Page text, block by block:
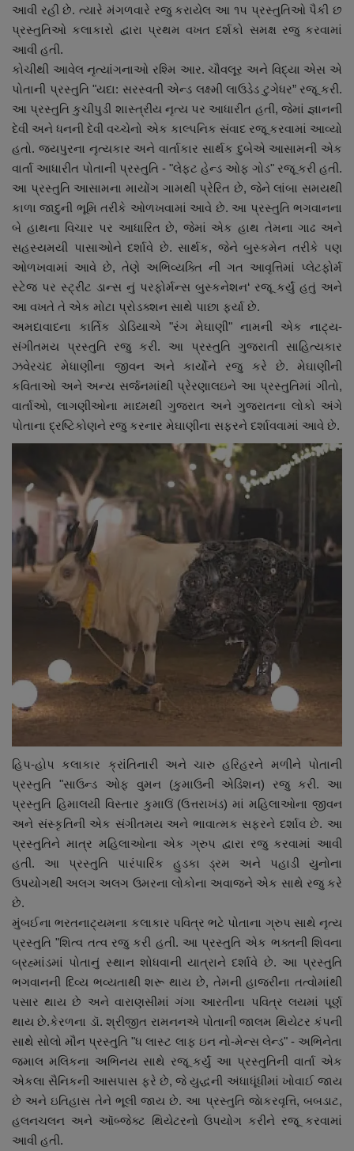
આવી રહી છે. ત્યારે મંગળવારે રજુ કરાયેલ આ ૧૫ પ્રસ્તુતિઓ પૈકી છ
પ્રસ્તુતિઓ કલાકારો દ્વારા પ્રથમ વખત દર્શકો સમક્ષ રજુ કરવામાં
આવી હતી.
કોચીથી આવેલ નૃત્યાંગનાઓ રશ્મિ આર. ચૌવલૂર અને વિદ્યા એસ એ
પોતાની પ્રસ્તુતિ "યદા: સરસ્વતી એન્ડ લક્ષ્મી લાઉડેડ ટુગેધર” રજૂ કરી.
આ પ્રસ્તુતિ કુચીપુડી શાસ્ત્રીય નૃત્ય પર આધારીત હતી, જેમાં જ્ઞાનની
દેવી અને ધનની દેવી વચ્ચેનો એક કાલ્પનિક સંવાદ રજૂ કરવામાં આવ્યો
હતો. જયપુરના નૃત્યકાર અને વાર્તાકાર સાર્થક દુબેએ આસામની એક
વાર્તા આધારીત પોતાની પ્રસ્તુતિ - "લેફ્ટ હેન્ડ ઓફ ગોડ" રજૂ કરી હતી.
આ પ્રસ્તુતિ આસામના માયોંગ ગામથી પ્રેરિત છે, જેને લાંબા સમયથી
કાળા જાદુની ભૂમિ તરીકે ઓળખવામાં આવે છે. આ પ્રસ્તુતિ ભગવાનના
બે હાથના વિચાર પર આધારિત છે, જેમાં એક હાથ તેમના ગાઢ અને
સહસ્યમયી પાસાઓને દર્શાવે છે. સાર્થક, જેને બુસ્કમેન તરીકે પણ
ઓળખવામાં આવે છે, તેણે અભિવ્યક્તિ ની ગત આવૃત્તિમાં પ્લેટફોર્મ
સ્ટેજ પર સ્ટ્રીટ ડાન્સ નું પરફોર્મન્સ બુસ્કનેશન‘ રજૂ કર્યું હતું અને
આ વખતે તે એક મોટા પ્રોડક્શન સાથે પાછા ફર્યા છે.
અમદાવાદના કાર્તિક ડોડિયાએ "રંગ મેઘાણી" નામની એક નાટ્ય-
સંગીતમય પ્રસ્તુતિ રજુ કરી. આ પ્રસ્તુતિ ગુજરાતી સાહિત્યકાર
ઝવેરચંદ મેધાણીના જીવન અને કાર્યોને રજુ કરે છે. મેઘાણીની
કવિતાઓ અને અન્ય સર્જનમાંથી પ્રેરણાલઇને આ પ્રસ્તુતિમાં ગીતો,
વાર્તાઓ, લાગણીઓના માધ્મથી ગુજરાત અને ગુજરાતના લોકો અંગે
પોતાના દ્રષ્ટિકોણને રજુ કરનાર મેઘાણીના સફરને દર્શાવવામાં આવે છે.
હિપ-હોપ કલાકાર ક્રાંતિનારી અને ચારુ હરિહરને મળીને પોતાની
પ્રસ્તુતિ "સાઉન્ડ ઓફ વુમન (કુમાઉની એડિશન) રજુ કરી. આ
પ્રસ્તુતિ હિમાલયી વિસ્તાર કુમાઉં (ઉત્તરાખંડ) માં મહિલાઓના જીવન
અને સંસ્કૃતિની એક સંગીતમય અને ભાવાત્મક સફરને દર્શાવ છે. આ
પ્રસ્તુતિને માત્ર મહિલાઓના એક ગ્રુપ દ્વારા રજુ કરવામાં આવી
હતી. આ પ્રસ્તુતિ પારંપારિક હુડકા ડ્રમ અને પહાડી યુનોના
ઉપયોગથી અલગ અલગ ઉમરના લોકોના અવાજને એક સાથે રજુ કરે
છે.
મુંબઈના ભરતનાટ્યમના કલાકાર પવિત્ર ભટે પોતાના ગ્રુપ સાથે નૃત્ય
પ્રસ્તુતિ "શિત્વ તત્વ રજુ કરી હતી. આ પ્રસ્તુતિ એક ભક્તની શિવના
બ્રહ્માંડમાં પોતાનું સ્થાન શોધવાની યાત્રાને દર્શાવે છે. આ પ્રસ્તુતિ
ભગવાનની દિવ્ય ભવ્યતાથી શરૂ થાય છે, તેમની હાજરીના તત્વોમાંથી
પસાર થાય છે અને વારાણસીમાં ગંગા આરતીના પવિત્ર લયમાં પૂર્ણ
થાય છે.કેરળના ડૉ. શ્રીજીત રામનનએ પોતાની જાલમ થિયેટર કંપની
સાથે સોલો મૌન પ્રસ્તુતિ "ધ લાસ્ટ લાફ ઇન નો-મેન્સ લેન્ડ" - અભિનેતા
જમાલ મલિકના અભિનય સાથે રજૂ કર્યું આ પ્રસ્તુતિની વાર્તા એક
એકલા સૈનિકની આસપાસ ફરે છે, જે યુદ્ધની અંધાધૂંધીમાં ખોવાઈ જાય
છે અને ઇતિહાસ તેને ભૂલી જાય છે. આ પ્રસ્તુતિ જાેકરવૃત્તિ, બબડાટ,
હલનચલન અને ઑબ્જેક્ટ થિયેટરનો ઉપયોગ કરીને રજૂ કરવામાં
આવી હતી.